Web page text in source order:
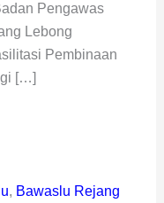
Pengawas
Lebong
Pembinaan
[…]
, Bawaslu Rejang